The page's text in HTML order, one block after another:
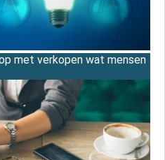
met verkopen wat mensen